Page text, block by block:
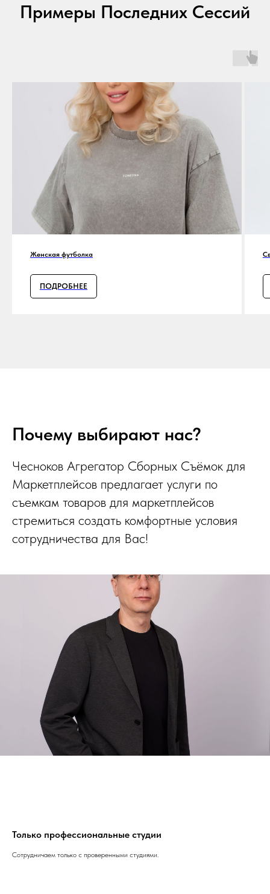
Примеры Последних Сессий
Женская футболка
ПОДРОБНЕЕ
Почему выбирают нас?
Чесноков Агрегатор Сборных Съёмок для
Маркетплейсов предлагает услуги по
съемкам товаров для маркетплейсов
стремиться создать комфортные условия
сотрудничества для Вас!
Только профессиональные студии
Сотрудничаем только с проверенными студиями.